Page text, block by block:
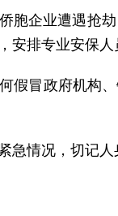
胞企业遭遇抢
安排专业安保
假冒政府机构
急情况，切记